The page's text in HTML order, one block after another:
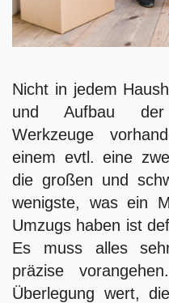
Nicht in jedem
und Aufbau der
Werkzeuge
einem evtl. eine
die großen und
wenigste, was ein
Umzugs haben ist
Es muss alles
präzise
Überlegung wert,